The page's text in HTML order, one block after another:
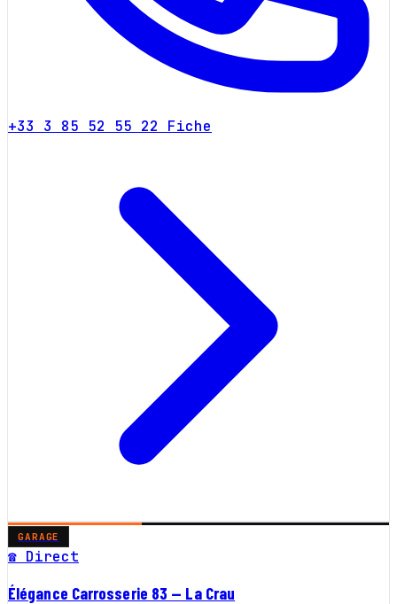
+33 3 85 52 55 22 Fiche
GARAGE
☎ Direct
Élégance Carrosserie 83 — La Crau